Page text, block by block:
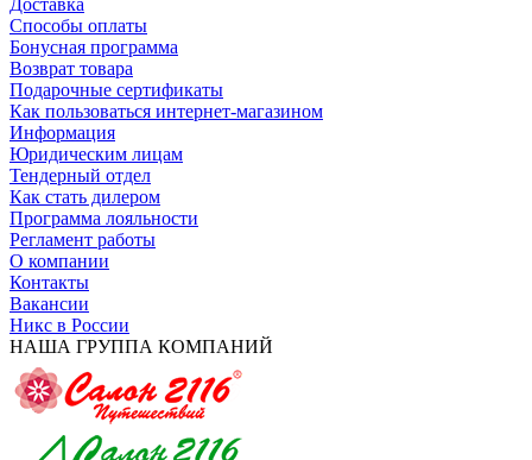
Доставка
Способы оплаты
Бонусная программа
Возврат товара
Подарочные сертификаты
Как пользоваться интернет-магазином
Информация
Юридическим лицам
Тендерный отдел
Как стать дилером
Программа лояльности
Регламент работы
О компании
Контакты
Вакансии
Никс в России
НАША ГРУППА КОМПАНИЙ